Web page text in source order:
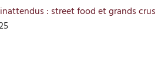
: street food et grands crus